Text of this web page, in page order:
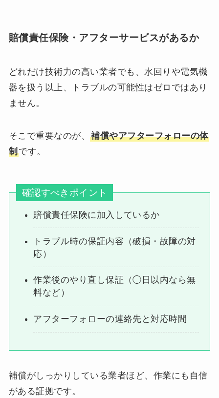
賠償責任保険・アフターサービスがあるか
どれだけ技術力の高い業者でも、水回りや電気機
器を扱う以上、トラブルの可能性はゼロではあり
ません。
そこで重要なのが、補償やアフターフォローの体
制です。
確認すべきポイント
賠償責任保険に加入しているか
トラブル時の保証内容（破損・故障の対
応）
作業後のやり直し保証（◯日以内なら無
料など）
アフターフォローの連絡先と対応時間
補償がしっかりしている業者ほど、作業にも自信
がある証拠です。